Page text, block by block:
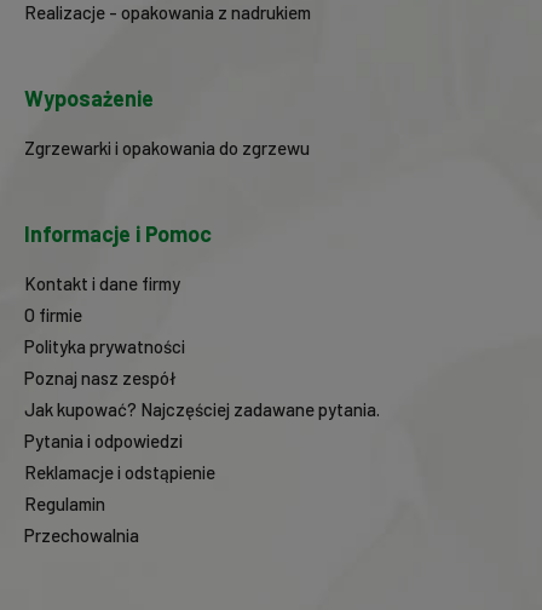
Realizacje - opakowania z nadrukiem
Wyposażenie
Zgrzewarki i opakowania do zgrzewu
Informacje i Pomoc
Kontakt i dane firmy
O firmie
Polityka prywatności
Poznaj nasz zespół
Jak kupować? Najczęściej zadawane pytania.
Pytania i odpowiedzi
Reklamacje i odstąpienie
Regulamin
Przechowalnia